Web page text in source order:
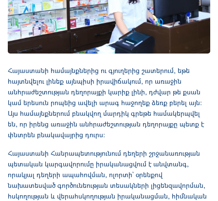
Հայաստանի համայնքներից ու գյուղերից շատերում, եթե
հայտնվելու լինեք այնպիսի իրավիճակում, որ առաջին
անհրաժեշտության դեղորայքի կարիք լինի, դժվար թե քսան
կամ երեսուն րոպեից ավելի արագ հաջողեք ձեռք բերել այն։
Այս համայնքներում բնակվող մարդիկ գրեթե համակերպվել
են, որ իրենց առաջին անհրաժեշտության դեղորայքը պետք է
փնտրեն բնակավայրից դուրս։
Հայաստանի Հանրապետությունում դեղերի շրջանառության
պետական կարգավորումը իրականացվում է անվտանգ,
որակյալ դեղերի ապահովման, ոլորտի` օրենքով
նախատեսված գործունեության տեսակների լիցենզավորման,
հսկողության և վերահսկողության իրականացման, հիմնական